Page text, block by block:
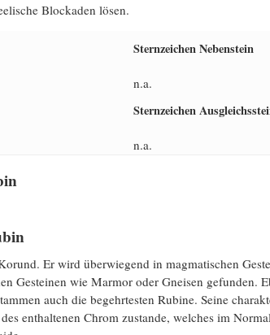
Blockaden lösen.
Sternzeichen Nebenstein
n.a.
Sternzeichen
n.a.
Er wird überwiegend in magmatischen
Gesteinen wie Marmor oder Gneisen gefunden.
auch die begehrtesten Rubine. Seine
enthaltenen Chrom zustande, welches im